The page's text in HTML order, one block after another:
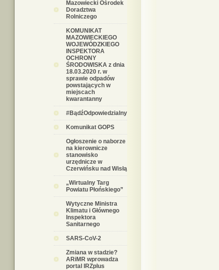
Mazowiecki Ośrodek
Doradztwa
Rolniczego
KOMUNIKAT
MAZOWIECKIEGO
WOJEWÓDZKIEGO
INSPEKTORA
OCHRONY
ŚRODOWISKA z dnia
18.03.2020 r. w
sprawie odpadów
powstających w
miejscach
kwarantanny
#BądźOdpowiedzialny
Komunikat GOPS
Ogłoszenie o naborze
na kierownicze
stanowisko
urzędnicze w
Czerwińsku nad Wisłą
„Wirtualny Targ
Powiatu Płońskiego”
Wytyczne Ministra
Klimatu i Głównego
Inspektora
Sanitarnego
SARS-CoV-2
Zmiana w stadzie?
ARiMR wprowadza
portal IRZplus